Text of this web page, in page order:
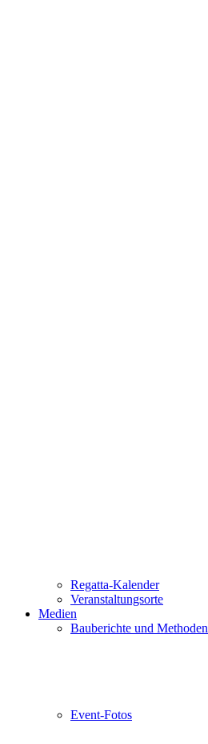
Regatta-Kalender
Veranstaltungsorte
Medien
Bauberichte und Methoden
Event-Fotos